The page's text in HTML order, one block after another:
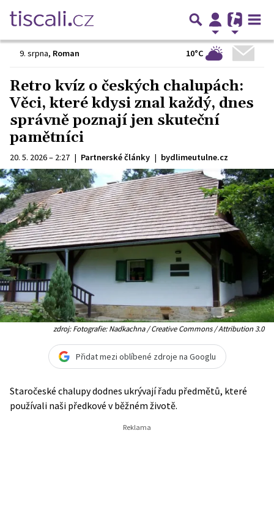
9. srpna, Roman 10°C
Retro kvíz o českých chalupách:
Věci, které kdysi znal každý, dnes
správně poznají jen skuteční
pamětníci
20. 5. 2026 – 2:27 | Partnerské články | bydlimeutulne.cz
zdroj: Fotografie: Nadkachna / Creative Commons / Attribution 3.0
Přidat mezi oblíbené zdroje na Googlu
Staročeské chalupy dodnes ukrývají řadu předmětů, které
používali naši předkové v běžném životě.